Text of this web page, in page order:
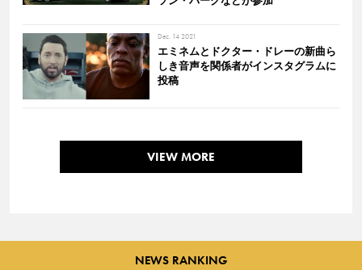
Dec. 14 2021
エミネムとドクター・ドレーの新曲ら
しき音声を関係者がインスタグラムに
投稿
VIEW MORE
NEWS RANKING